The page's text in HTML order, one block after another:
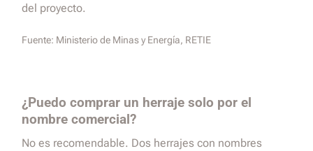
del proyecto.
Fuente: Ministerio de Minas y Energía, RETIE
¿Puedo comprar un herraje solo por el
nombre comercial?
No es recomendable. Dos herrajes con nombres